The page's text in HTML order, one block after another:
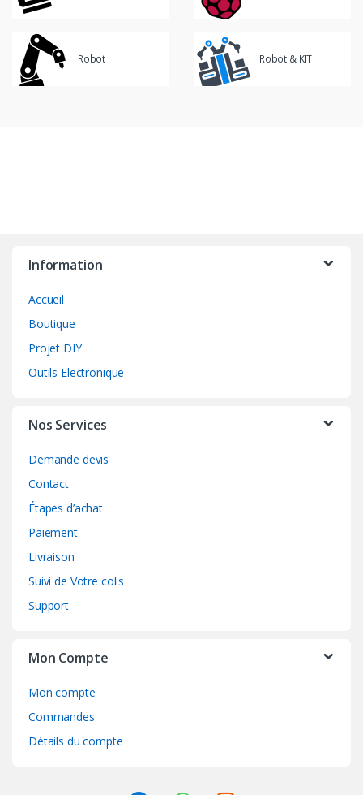
Robot Robot & KIT
Information
Accueil
Boutique
Projet DIY
Outils Electronique
Nos Services
Demande devis
Contact
Étapes d’achat
Paiement
Livraison
Suivi de Votre colis
Support
Mon Compte
Mon compte
Commandes
Détails du compte